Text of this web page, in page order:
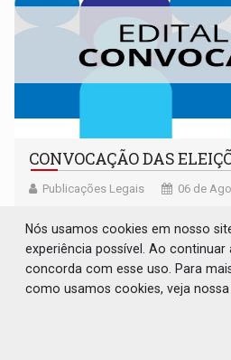
CONVOCAÇÃO DAS
Publicações Legais 06 de
Nós usamos cookies em nosso
experiência possível. Ao continuar
concorda com esse uso. Para
como usamos cookies, veja nossa